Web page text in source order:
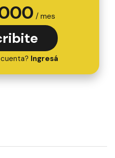
/ mes
Ingresá